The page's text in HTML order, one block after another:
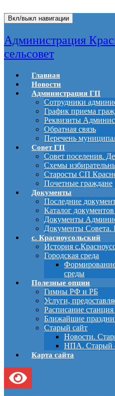
Вкл/выкл навигации
Администрация
сельсовет
Главная
Новости
Администрация ГП
Сотрудники
График приема
Реквизиты
Обратная связь
Перечень
Совет ГП
Совет поселения.
Схемы
Старосты СП
Почетные граждане
Документы
Последние
Каталог
Документы
Документы
с. Красноусольский
История
Городская среда
среды
Полезные опции
Гимны РФ и РБ
Услуги,
Расписание
Ближайшие
Старый сайт
Новости.
НПА. Старый
Карта сайта